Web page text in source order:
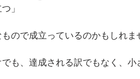
」
ので成立っているのかもしれま
も、達成される訳でもなく、